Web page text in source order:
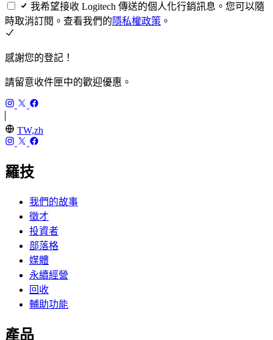
我希望接收 Logitech 傳送的個人化行銷訊息。您可以隨
時取消訂閱。查看我們的隱私權政策 。
感謝您的登記！
請留意收件匣中的歡迎優惠。
TW,zh
羅技
我們的故事
徵才
投資者
部落格
媒體
永續經營
回收
輔助功能
產品